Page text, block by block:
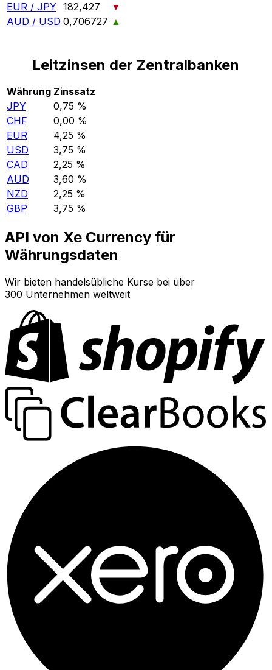
EUR / JPY 182,427
▼
AUD / USD 0,706727 ▲
Leitzinsen der Zentralbanken
Währung Zinssatz
JPY
0,75 %
CHF
0,00 %
EUR
4,25 %
USD
3,75 %
CAD
2,25 %
AUD
3,60 %
NZD
2,25 %
GBP
3,75 %
API von Xe Currency für
Währungsdaten
Wir bieten handelsübliche Kurse bei über
300 Unternehmen weltweit